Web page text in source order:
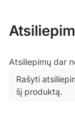
Atsiliepimų dar
Rašyti
šį produktą.